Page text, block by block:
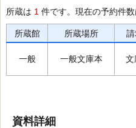
所蔵は 1 件です。現在の予約件数
所蔵館 所蔵場所
一般 一般文庫本 文
資料詳細